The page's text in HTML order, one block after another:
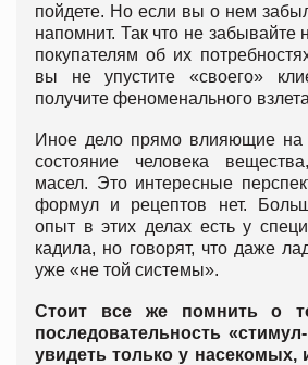
пойдете. Но если вы о нем
напомнит. Так что не забывайте
покупателям об их
вы не упустите «своего»
получите феноменального
Иное дело прямо влияющие на
состояние человека
масел. Это интересные
формул и рецептов нет.
опыт в этих делах есть у
кадила, но говорят, что даже
уже «не той системы».
Стоит все же помнить о
последовательность
увидеть только у насекомых,